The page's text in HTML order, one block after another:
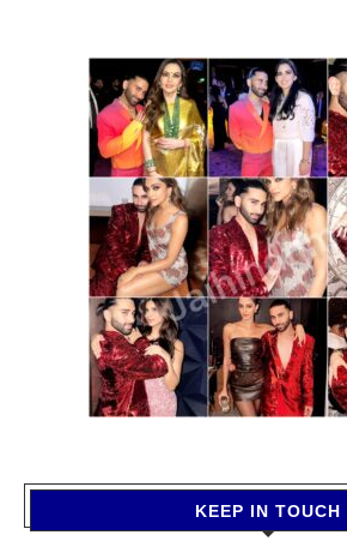
KEEP IN TOUCH